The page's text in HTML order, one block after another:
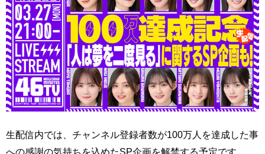
生配信内では、チャンネル登録者数が100万人を達成した事
への感謝の気持ちを込めたSP企画を解禁する予定です。